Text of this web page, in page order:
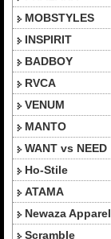
MOBSTYLES
INSPIRIT
BADBOY
RVCA
VENUM
MANTO
WANT vs NEED
Ho-Stile
ATAMA
Newaza Apparel
Scramble